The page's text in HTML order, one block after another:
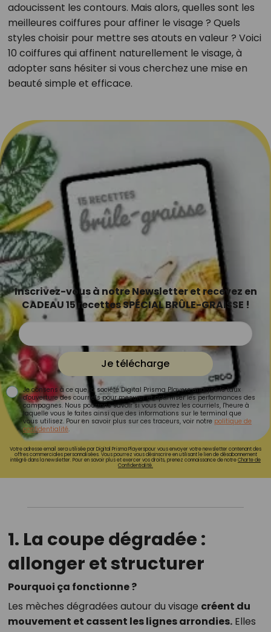
adoucissent les contours. Mais alors, quelles sont les
meilleures coiffures pour affiner le visage ? Quels
styles choisir pour mettre ses atouts en valeur ? Voici
10 coiffures qui affinent naturellement le visage, à
adopter sans hésiter si vous cherchez une mise en
beauté simple et efficace.
Inscrivez-vous à notre Newsletter et recevez en
CADEAU 15 recettes SPÉCIAL BRÛLE-GRAISSE !
Je télécharge
Je consens à ce que la société Digital Prisma Players analyse le taux
d'ouverture des courriels pour mesurer et optimiser les performances des
campagnes. Nous pourrons savoir si vous ouvrez les courriels, l'heure à
laquelle vous le faites ainsi que des informations sur le terminal que
vous utilisez. Pour en savoir plus sur ces traceurs, voir notre politique de
confidentialité.
Votre adresse email sera utilisée par Digital Prisma Playerspour vous envoyer votre newsletter contenant des
offres commerciales personnalisées. Vous pourrez vous désinscrire en utilisant le lien de désabonnement
intégré dans la newsletter. Pour en savoir plus et exercer vos droits, prenez connaissance de notreCharte de
Confidentialité.
1. La coupe dégradée :
allonger et structurer
Pourquoi ça fonctionne ?
Les mèches dégradées autour du visage créent du
mouvement et cassent les lignes arrondies.Elles